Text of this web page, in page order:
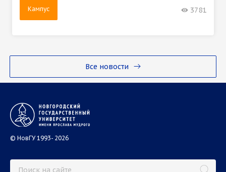
Все новости
Кампус 3781
© НовГУ 1993- 2026